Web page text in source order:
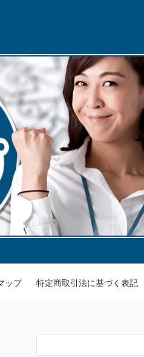
ップ 特定商取引法に基づく表記